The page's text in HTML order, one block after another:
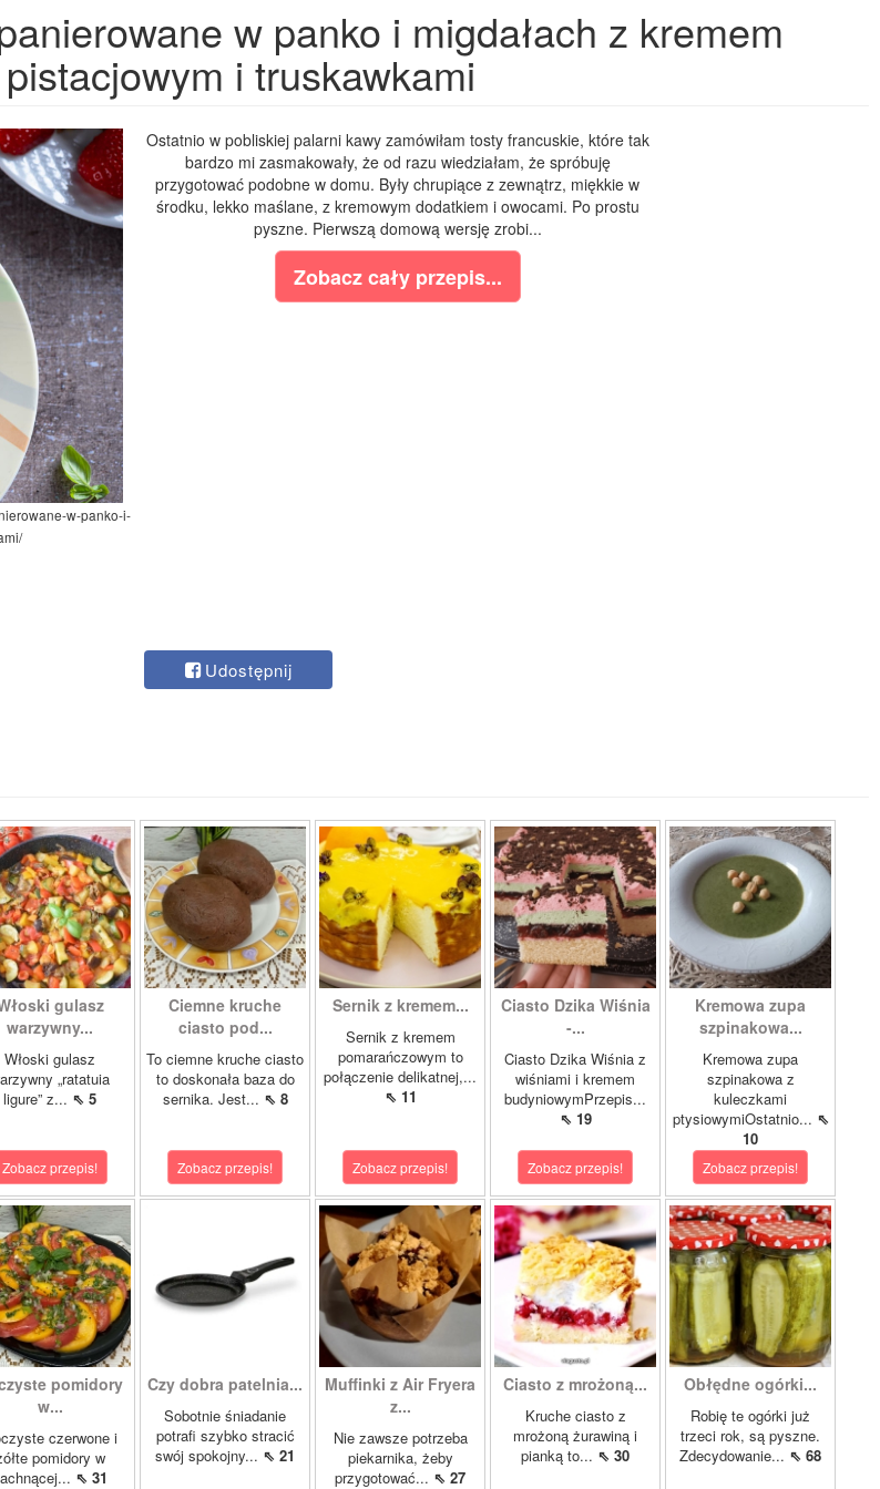
w panko i migdałach z kremem
pistacjowym i truskawkami
w-panko-i-
Ostatnio w pobliskiej palarni kawy zamówiłam tosty francuskie, które tak
bardzo mi zasmakowały, że od razu wiedziałam, że spróbuję
przygotować podobne w domu. Były chrupiące z zewnątrz, miękkie w
środku, lekko maślane, z kremowym dodatkiem i owocami. Po prostu
pyszne. Pierwszą domową wersję zrobi...
Zobacz cały przepis...
Udostępnij
gulasz
warzywny...
Włoski gulasz
„ratatuia
ligure” z... ⇖ 5
Zobacz przepis!
Ciemne kruche
ciasto pod...
To ciemne kruche ciasto
to doskonała baza do
sernika. Jest... ⇖ 8
Zobacz przepis!
Sernik z kremem...
Sernik z kremem
pomarańczowym to
połączenie delikatnej,...
⇖ 11
Zobacz przepis!
Ciasto Dzika Wiśnia
-...
Ciasto Dzika Wiśnia z
wiśniami i kremem
budyniowymPrzepis...
⇖ 19
Zobacz przepis!
Kremowa zupa
szpinakowa...
Kremowa zupa
szpinakowa z
kuleczkami
ptysiowymiOstatnio... ⇖
10
Zobacz przepis!
pomidory
w...
czerwone i
pomidory w
⇖ 31
Czy dobra patelnia...
Sobotnie śniadanie
potrafi szybko stracić
swój spokojny... ⇖ 21
Muffinki z Air Fryera
z...
Nie zawsze potrzeba
piekarnika, żeby
przygotować... ⇖ 27
Ciasto z mrożoną...
Kruche ciasto z
mrożoną żurawiną i
pianką to... ⇖ 30
Obłędne ogórki...
Robię te ogórki już
trzeci rok, są pyszne.
Zdecydowanie... ⇖ 68